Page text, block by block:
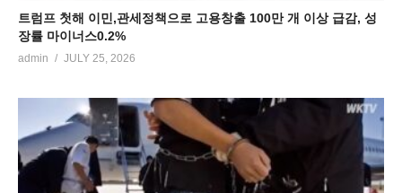
트럼프 첫해 이민,관세정책으로 고용창출 100만 개 이상 급감, 성
장률 마이너스0.2%
admin JULY 25, 2026